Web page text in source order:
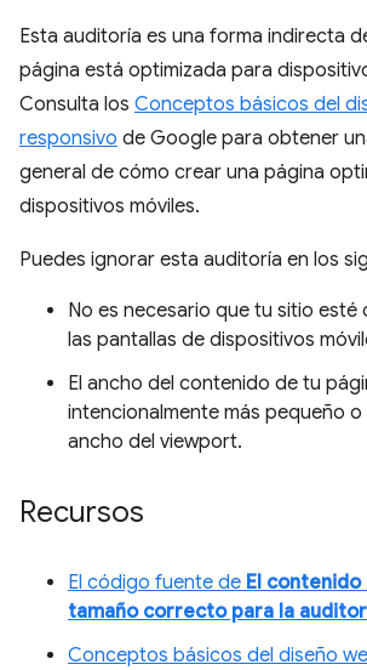
Esta auditoría es una forma indirecta
página está optimizada para
Consulta los Conceptos básicos del
responsivo de Google para obtener
general de cómo crear una página
dispositivos móviles.
Puedes ignorar esta auditoría en los
No es necesario que tu sitio esté
las pantallas de dispositivos
El ancho del contenido de tu
intencionalmente más pequeño o
ancho del viewport.
Recursos
El código fuente de El
tamaño correcto para la
Conceptos básicos del diseño